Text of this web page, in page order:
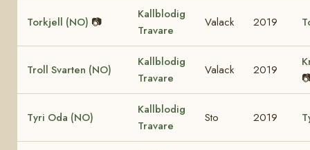
Torkjell (NO) 📷
Kallblodig
Travare
Valack 2019
Troll Svarten (NO)
Kallblodig
Travare
Valack 2019
Tyri Oda (NO)
Kallblodig
Travare
Sto 2019